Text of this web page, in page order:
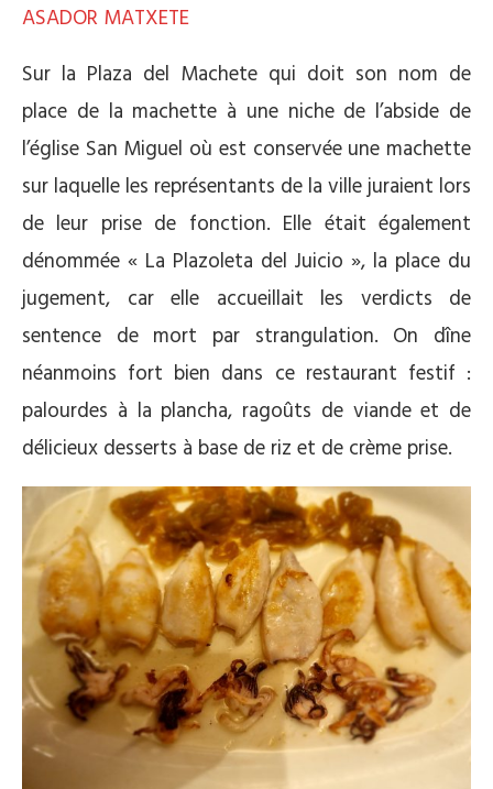
ASADOR MATXETE
Sur la Plaza del Machete qui doit son nom de
place de la machette à une niche de l’abside de
l’église San Miguel où est conservée une machette
sur laquelle les représentants de la ville juraient lors
de leur prise de fonction. Elle était également
dénommée « La Plazoleta del Juicio », la place du
jugement, car elle accueillait les verdicts de
sentence de mort par strangulation. On dîne
néanmoins fort bien dans ce restaurant festif :
palourdes à la plancha, ragoûts de viande et de
délicieux desserts à base de riz et de crème prise.